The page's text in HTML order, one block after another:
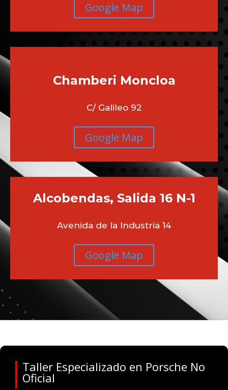
Google Map
Chamberi Moncloa
C/ Galileo 92
Google Map
Alcobendas, Salida 16 N-1
Avenida de la Industria 14
Google Map
Taller Especializado en Porsche No
Oficial